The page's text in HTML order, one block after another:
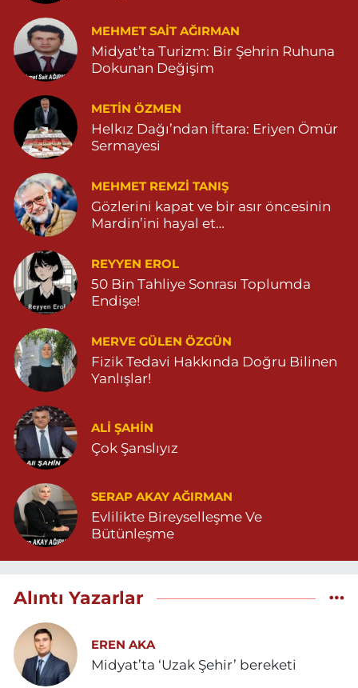
MEHMET SAIT AĞIRMAN
Midyat’ta Turizm: Bir Şehrin Ruhuna
Dokunan Değişim
METIN ÖZMEN
Helkız Dağı’ndan İftara: Eriyen Ömür
Sermayesi
MEHMET REMZI TANIŞ
Gözlerini kapat ve bir asır öncesinin
Mardin’ini hayal et…
REYYEN EROL
50 Bin Tahliye Sonrası Toplumda
Endişe!
MERVE GÜLEN ÖZGÜN
Fizik Tedavi Hakkında Doğru Bilinen
Yanlışlar!
ALI ŞAHİN
Çok Şanslıyız
SERAP AKAY AĞIRMAN
Evlilikte Bireyselleşme Ve
Bütünleşme
Alıntı Yazarlar
EREN AKA
Midyat’ta ‘Uzak Şehir’ bereketi